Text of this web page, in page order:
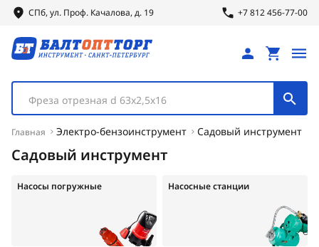
СПб, ул. Проф. Качалова, д. 19 +7 812 456-77-00
Фреза отрезная d 63х2,5х16
Главная Электро-бензоинструмент Садовый инструмент
Садовый инструмент
Насосы погружные Насосные станции